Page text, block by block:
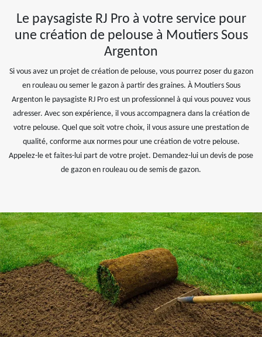
Le paysagiste RJ Pro à votre service pour
une création de pelouse à Moutiers Sous
Argenton
Si vous avez un projet de création de pelouse, vous pourrez poser du gazon
en rouleau ou semer le gazon à partir des graines. À Moutiers Sous
Argenton le paysagiste RJ Pro est un professionnel à qui vous pouvez vous
adresser. Avec son expérience, il vous accompagnera dans la création de
votre pelouse. Quel que soit votre choix, il vous assure une prestation de
qualité, conforme aux normes pour une création de votre pelouse.
Appelez-le et faites-lui part de votre projet. Demandez-lui un devis de pose
de gazon en rouleau ou de semis de gazon.